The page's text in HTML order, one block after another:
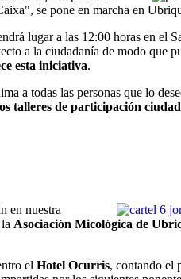
se pone en marcha en
lugar a las 12:00 horas en el
a la ciudadanía de modo que
esta iniciativa.
a todas las personas que lo
talleres de participación
en nuestra
Asociación Micológica de
el Hotel Ocurris, contando el